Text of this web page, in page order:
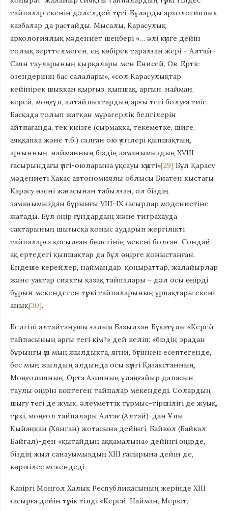
тайпалар екенін дәлелдей түсті. Бұларды архологиялық
қазбалар да растайды. Мысалы, Қарасулық
архологиялық мәдениет шеңбері «… әлі күнге дейін
толық зерттелмеген, ең көбірек таралған жері – Алтай-
Саян тауларының қырқалары мен Енисей, Ов, Ертіс
өзендерінің бас салалары», «сол Қарасулықтар
кейінірек шыққан қырғыз, қыпшақ, арғын, найман,
керей, моңғұл, алтайлықтардың арғы тегі болуға тиіс.
Басқада толып жатқан мұрагерлік белгілерін
айтпағанда, тек киізге (сырмаққа, текеметке, шиге,
аяққапқа және т.б.) салған ою үлгілері қыпшақтың,
арғынның, найманның біздің заманымыздың XVIII
ғасырындағы үлгі-оюларына ұқсауы күшті»[29] Бұл Қарасу
мәдениеті Хакас автономиялы облысы Биатен қыстағы
Қарасу өзені жағасынан табылған, ол біздің
заманымыздан бұрынғы VIII-IX ғасырлар мәдениетіне
жатады. Бұл өңір ғұндардың және тиграхауда
сақтарының шығысқа қоныс аударып жергілікті
тайпаларға қосылған бөлегінің мекені болған. Сондай-
ақ ертедегі қыпшақтар да бұл өңірге қоныстанған.
Ендеше керейлер, наймандар, қоңыраттар, жалайырлар
және уақтар сияқты қазақ тайпалары – дәл осы өңірді
бұрын мекендеген түркі тайпаларының ұрпақтары екені
анық[30].
Белгілі алтайтанушы ғалым Базылхан Бұқатұлы «Керей
тайпасының арғы тегі кім?» дей келіп: «біздің эрадан
бұрынғы үш мың жылдықта, яғни, бүгіннен есептегенде,
бес мың жылдың алдында осы күнгі Қазақстанның,
Моңғолияның, Орта Азияның ұлаңғайыр даласын,
таулы өңірін көптеген тайпалар мекендеді. Солардың
шығу тегі де жуық, әлеуметтік тұрмыс-тіршілігі де жуық,
түркі, моңғол тайпалары Алтағ (Алтай)-дан Ұлы
Қыйаңқан (Хянган) жотасына дейінгі, Байкөл (Байкал,
Байгал)-ден «қытайдың аққамалына» дейінгі өңірде,
біздің жыл санауымыздың XIII ғасырына дейін де,
көршілес мекендеді.
Қазіргі Моңғол Халық Республикасының жерінде XIII
ғасырға дейін түрік тілді «Керей, Найман, Меркіт,